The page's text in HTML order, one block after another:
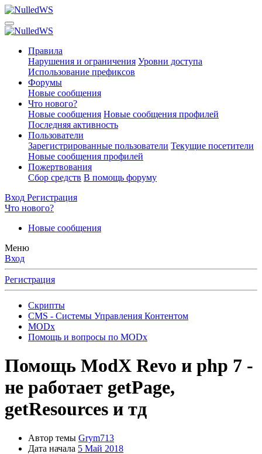
Правила
Нарушения и ограничения Уровни доступа
Использование префиксов
Форумы
Новые сообщения
Что нового?
Новые сообщения Новые сообщения профилей
Последняя активность
Пользователи
Зарегистрированные пользователи Текущие посетители
Новые сообщения профилей
Пожертвования
Сбор средств В помощь форуму
Вход Регистрация
Что нового?
Новые сообщения
Меню
Вход
Регистрация
Скрипты
CMS - Системы Управления Контентом
MODx
Помощь и вопросы по MODx
Помощь ModX Revo и php 7 -
не работает getPage,
getResources и тд
Автор темы Grym713
Дата начала 5 Май 2018